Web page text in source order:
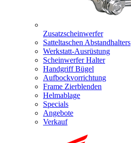
Zusatzscheinwerfer
Satteltaschen Abstandhalters
Werkstatt-Ausrüstung
Scheinwerfer Halter
Handgriff Bügel
Aufbockvorrichtung
Frame Zierblenden
Helmablage
Specials
Angebote
Verkauf